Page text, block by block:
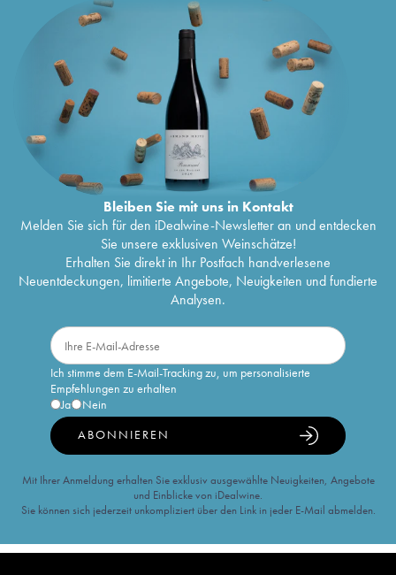
Bleiben Sie mit uns in Kontakt
Melden Sie sich für den iDealwine-Newsletter an und entdecken
Sie unsere exklusiven Weinschätze!
Erhalten Sie direkt in Ihr Postfach handverlesene
Neuentdeckungen, limitierte Angebote, Neuigkeiten und fundierte
Analysen.
Ich stimme dem E-Mail-Tracking zu, um personalisierte
Empfehlungen zu erhalten
Ja
Nein
ABONNIEREN
Mit Ihrer Anmeldung erhalten Sie exklusiv ausgewählte Neuigkeiten, Angebote
und Einblicke von iDealwine.
Sie können sich jederzeit unkompliziert über den Link in jeder E-Mail abmelden.